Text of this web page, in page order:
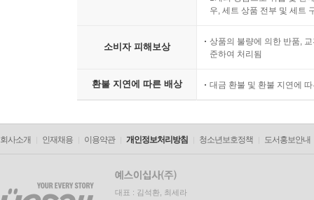
우, 세트 상품 전부 및 세트
소비자 피해보상
상품의 불량에 의한 반품,
준하여 처리됨
환불 지연에 따른 배상 대금 환불 및 환불 지연에
회사소개 인재채용 이용약관 개인정보처리방침 청소년보호정책 도서홍보안내
대표 : 김석환, 최세라